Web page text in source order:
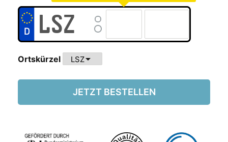
Ortskürzel arrow_drop_down
JETZT BESTELLEN